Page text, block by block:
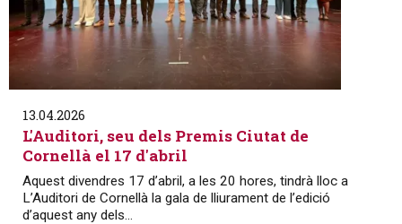
13.04.2026
L'Auditori, seu dels Premis Ciutat de
Cornellà el 17 d'abril
Aquest divendres 17 d’abril, a les 20 hores, tindrà lloc a
L’Auditori de Cornellà la gala de lliurament de l’edició
d’aquest any dels...